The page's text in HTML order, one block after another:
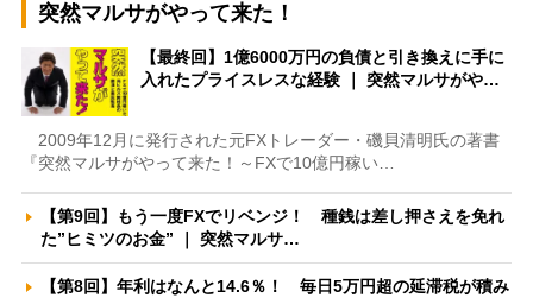
突然マルサがやって来た！
【最終回】1億6000万円の負債と引き換えに手に
入れたプライスレスな経験 ｜ 突然マルサがや…
2009年12月に発行された元FXトレーダー・磯貝清明氏の著書
『突然マルサがやって来た！～FXで10億円稼い…
【第9回】もう一度FXでリベンジ！ 種銭は差し押さえを免れ
た”ヒミツのお金” ｜ 突然マルサ…
【第8回】年利はなんと14.6％！ 毎日5万円超の延滞税が積み